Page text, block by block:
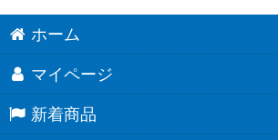
ホーム
マイページ
新着商品